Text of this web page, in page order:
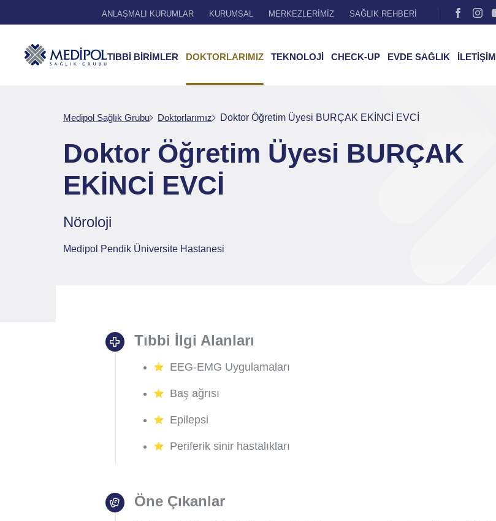
ANLAŞMALI KURUMLAR KURUMSAL MERKEZLERİMİZ SAĞLIK REHBERİ
TIBBİ BİRİMLER DOKTORLARIMIZ TEKNOLOJİ CHECK-UP EVDE SAĞLIK İLETİŞİM
Medipol Sağlık Grubu Doktorlarımız Doktor Öğretim Üyesi BURÇAK EKİNCİ EVCİ
Doktor Öğretim Üyesi BURÇAK
EKİNCİ EVCİ
Nöroloji
Medipol Pendik Üniversite Hastanesi
Tıbbi İlgi Alanları
EEG-EMG Uygulamaları
Baş ağrısı
Epilepsi
Periferik sinir hastalıkları
Öne Çıkanlar